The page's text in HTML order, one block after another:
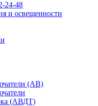
24-48
и освещенности
(АВ)
(АВДТ)